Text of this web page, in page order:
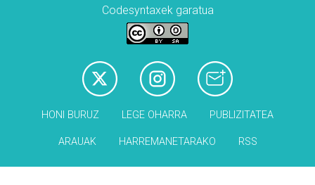
Codesyntaxek garatua
HONI BURUZ LEGE OHARRA PUBLIZITATEA
ARAUAK HARREMANETARAKO RSS